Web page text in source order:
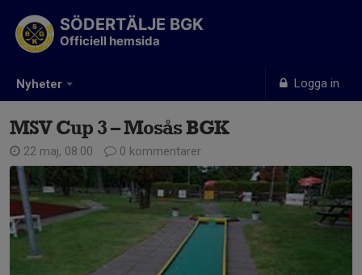
Nyheter Logga in
SÖDERTÄLJE BGK
Officiell hemsida
MSV Cup 3 – Mosås BGK
22 maj, 08:00 0 kommentarer